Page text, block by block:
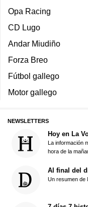
Opa Racing
CD Lugo
Andar Miudiño
Forza Breo
Fútbol gallego
Motor gallego
NEWSLETTERS
Hoy en La
La información
hora de la
Al final del
Un resumen de